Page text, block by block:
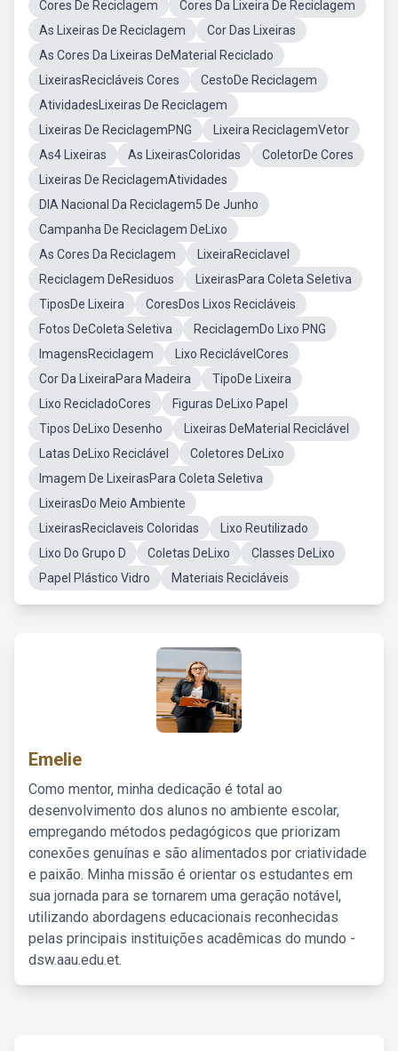
Cores De Reciclagem
Cores Da Lixeira De Reciclagem
As Lixeiras De Reciclagem
Cor Das Lixeiras
As Cores Da Lixeiras DeMaterial Reciclado
LixeirasRecicláveis Cores
CestoDe Reciclagem
AtividadesLixeiras De Reciclagem
Lixeiras De ReciclagemPNG
Lixeira ReciclagemVetor
As4 Lixeiras
As LixeirasColoridas
ColetorDe Cores
Lixeiras De ReciclagemAtividades
DIA Nacional Da Reciclagem5 De Junho
Campanha De Reciclagem DeLixo
As Cores Da Reciclagem
LixeiraReciclavel
Reciclagem DeResiduos
LixeirasPara Coleta Seletiva
TiposDe Lixeira
CoresDos Lixos Recicláveis
Fotos DeColeta Seletiva
ReciclagemDo Lixo PNG
ImagensReciclagem
Lixo ReciclávelCores
Cor Da LixeiraPara Madeira
TipoDe Lixeira
Lixo RecicladoCores
Figuras DeLixo Papel
Tipos DeLixo Desenho
Lixeiras DeMaterial Reciclável
Latas DeLixo Reciclável
Coletores DeLixo
Imagem De LixeirasPara Coleta Seletiva
LixeirasDo Meio Ambiente
LixeirasReciclaveis Coloridas
Lixo Reutilizado
Lixo Do Grupo D
Coletas DeLixo
Classes DeLixo
Papel Plástico Vidro
Materiais Recicláveis
Emelie
Como mentor, minha dedicação é total ao
desenvolvimento dos alunos no ambiente escolar,
empregando métodos pedagógicos que priorizam
conexões genuínas e são alimentados por criatividade
e paixão. Minha missão é orientar os estudantes em
sua jornada para se tornarem uma geração notável,
utilizando abordagens educacionais reconhecidas
pelas principais instituições acadêmicas do mundo -
dsw.aau.edu.et.